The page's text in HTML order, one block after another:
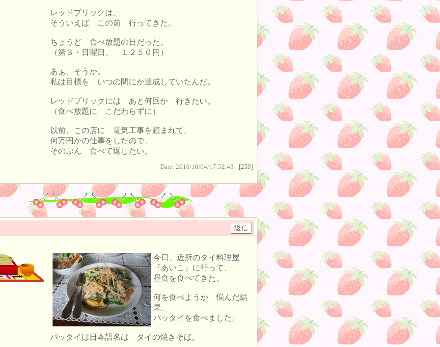
レッドプリックは、
そういえば この前 行ってきた。
ちょうど 食べ放題の日だった。
（第３・日曜日、 １２５０円）
あぁ、そうか。
私は目標を いつの間にか達成していたんだ。
レッドプリックには あと何回か 行きたい。
（食べ放題に こだわらずに）
以前、この店に 電気工事を頼まれて、
何万円かの仕事をしたので、
そのぶん 食べて返したい。
Date: 2010/10/04/17:52:43 [259]
今日、近所のタイ料理屋
『あいこ』に行って、
昼食を食べてきた。
何を食べようか 悩んだ結
果、
パッタイを食べました。
パッタイは日本語名は タイの焼きそば。